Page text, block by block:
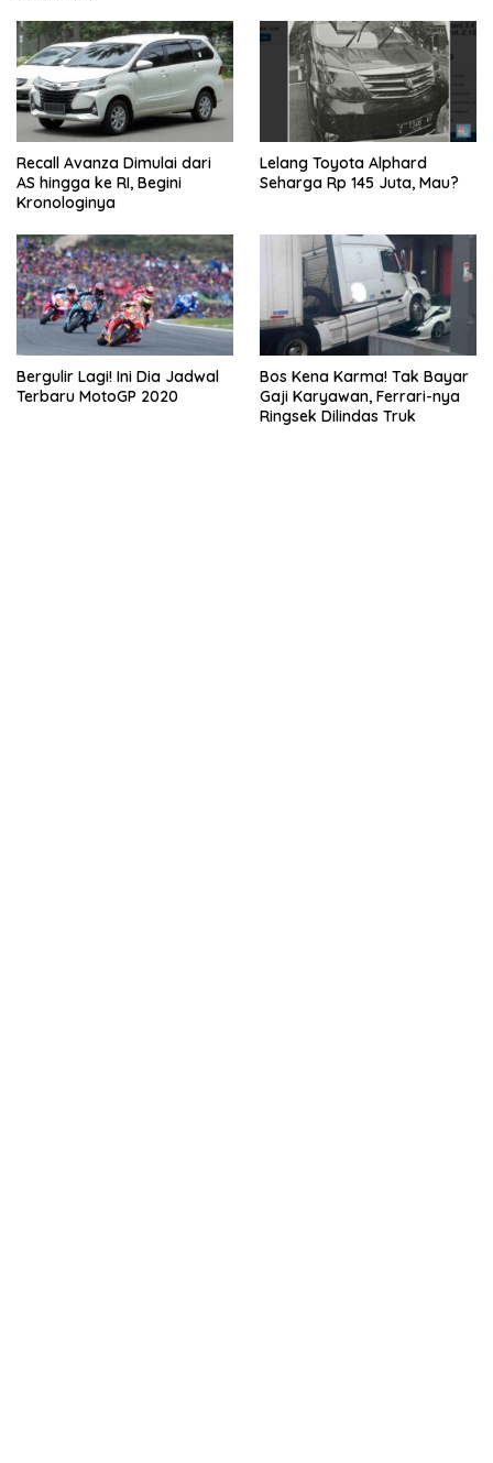
Recall Avanza Dimulai dari
AS hingga ke RI, Begini
Kronologinya
Lelang Toyota Alphard
Seharga Rp 145 Juta, Mau?
Bergulir Lagi! Ini Dia Jadwal
Terbaru MotoGP 2020
Bos Kena Karma! Tak Bayar
Gaji Karyawan, Ferrari-nya
Ringsek Dilindas Truk